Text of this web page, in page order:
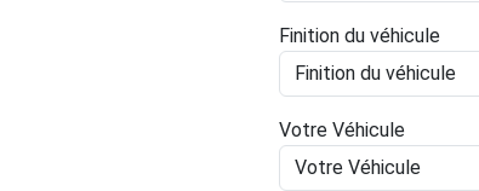
Finition du véhicule
Votre Véhicule